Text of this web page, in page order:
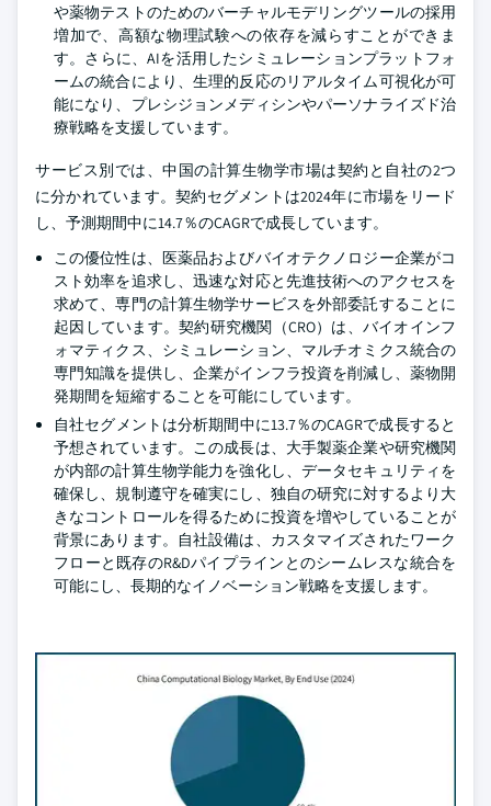
や薬物テストのためのバーチャルモデリングツールの採用
増加で、高額な物理試験への依存を減らすことができま
す。さらに、AIを活用したシミュレーションプラットフォ
ームの統合により、生理的反応のリアルタイム可視化が可
能になり、プレシジョンメディシンやパーソナライズド治
療戦略を支援しています。
サービス別では、中国の計算生物学市場は契約と自社の2つ
に分かれています。契約セグメントは2024年に市場をリード
し、予測期間中に14.7％のCAGRで成長しています。
この優位性は、医薬品およびバイオテクノロジー企業がコ
スト効率を追求し、迅速な対応と先進技術へのアクセスを
求めて、専門の計算生物学サービスを外部委託することに
起因しています。契約研究機関（CRO）は、バイオインフ
ォマティクス、シミュレーション、マルチオミクス統合の
専門知識を提供し、企業がインフラ投資を削減し、薬物開
発期間を短縮することを可能にしています。
自社セグメントは分析期間中に13.7％のCAGRで成長すると
予想されています。この成長は、大手製薬企業や研究機関
が内部の計算生物学能力を強化し、データセキュリティを
確保し、規制遵守を確実にし、独自の研究に対するより大
きなコントロールを得るために投資を増やしていることが
背景にあります。自社設備は、カスタマイズされたワーク
フローと既存のR&Dパイプラインとのシームレスな統合を
可能にし、長期的なイノベーション戦略を支援します。